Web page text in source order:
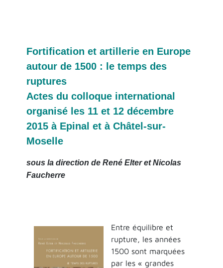
Fortification et artillerie en Europe
autour de 1500 : le temps des
ruptures
Actes du colloque international
organisé les 11 et 12 décembre
2015 à Epinal et à Châtel-sur-
Moselle
sous la direction de René Elter et Nicolas
Faucherre
Entre équilibre et
rupture, les années
1500 sont marquées
par les « grandes